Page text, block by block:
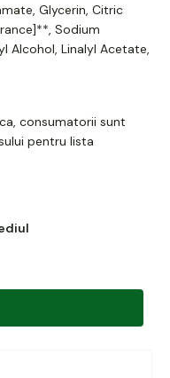
Glycerin, Citric
Sodium
Alcohol, Linalyl Acetate,
consumatorii sunt
pentru lista